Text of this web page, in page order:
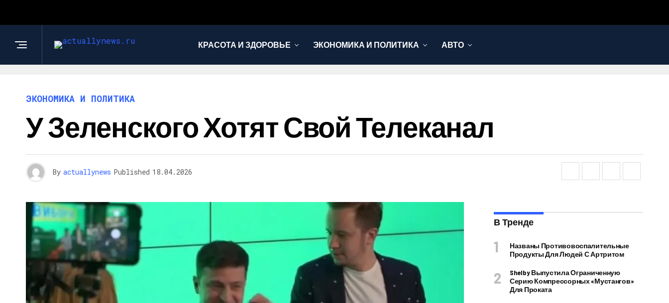
КРАСОТА И ЗДОРОВЬЕ ЭКОНОМИКА И ПОЛИТИКА АВТО
ЭКОНОМИКА И ПОЛИТИКА
У Зеленского Хотят Свой Телеканал
By actuallynews Published 18.04.2026
В Тренде
Названы Противовоспалительные
Продукты Для Людей С Артритом
Shelby Выпустила Ограниченную
Серию Компрессорных «Мустангов»
Для Проката